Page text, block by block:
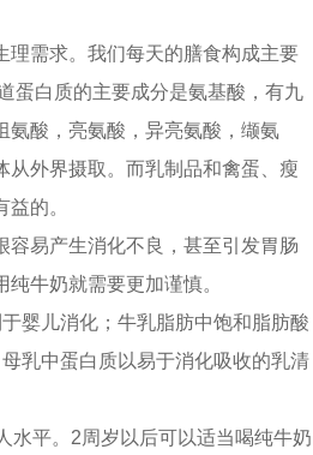
理需求。我们每天的膳食构成主要
蛋白质的主要成分是氨基酸，有九
氨酸，亮氨酸，异亮氨酸，缬氨
外界摄取。而乳制品和禽蛋、瘦
的。
易产生消化不良，甚至引发胃肠
牛奶就需要更加谨慎。
婴儿消化；牛乳脂肪中饱和脂肪酸
乳中蛋白质以易于消化吸收的乳清
水平。2周岁以后可以适当喝纯牛奶